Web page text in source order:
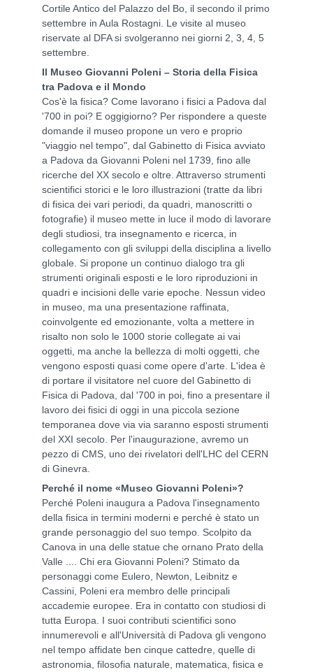
Cortile Antico del Palazzo del Bo, il secondo il primo
settembre in Aula Rostagni. Le visite al museo
riservate al DFA si svolgeranno nei giorni 2, 3, 4, 5
settembre.
Il Museo Giovanni Poleni – Storia della Fisica
tra Padova e il Mondo
Cos'è la fisica? Come lavorano i fisici a Padova dal
'700 in poi? E oggigiorno? Per rispondere a queste
domande il museo propone un vero e proprio
"viaggio nel tempo", dal Gabinetto di Fisica avviato
a Padova da Giovanni Poleni nel 1739, fino alle
ricerche del XX secolo e oltre. Attraverso strumenti
scientifici storici e le loro illustrazioni (tratte da libri
di fisica dei vari periodi, da quadri, manoscritti o
fotografie) il museo mette in luce il modo di lavorare
degli studiosi, tra insegnamento e ricerca, in
collegamento con gli sviluppi della disciplina a livello
globale. Si propone un continuo dialogo tra gli
strumenti originali esposti e le loro riproduzioni in
quadri e incisioni delle varie epoche. Nessun video
in museo, ma una presentazione raffinata,
coinvolgente ed emozionante, volta a mettere in
risalto non solo le 1000 storie collegate ai vai
oggetti, ma anche la bellezza di molti oggetti, che
vengono esposti quasi come opere d'arte. L'idea è
di portare il visitatore nel cuore del Gabinetto di
Fisica di Padova, dal '700 in poi, fino a presentare il
lavoro dei fisici di oggi in una piccola sezione
temporanea dove via via saranno esposti strumenti
del XXI secolo. Per l'inaugurazione, avremo un
pezzo di CMS, uno dei rivelatori dell'LHC del CERN
di Ginevra.
Perché il nome «Museo Giovanni Poleni»?
Perché Poleni inaugura a Padova l'insegnamento
della fisica in termini moderni e perché è stato un
grande personaggio del suo tempo. Scolpito da
Canova in una delle statue che ornano Prato della
Valle .... Chi era Giovanni Poleni? Stimato da
personaggi come Eulero, Newton, Leibnitz e
Cassini, Poleni era membro delle principali
accademie europee. Era in contatto con studiosi di
tutta Europa. I suoi contributi scientifici sono
innumerevoli e all'Università di Padova gli vengono
nel tempo affidate ben cinque cattedre, quelle di
astronomia, filosofia naturale, matematica, fisica e